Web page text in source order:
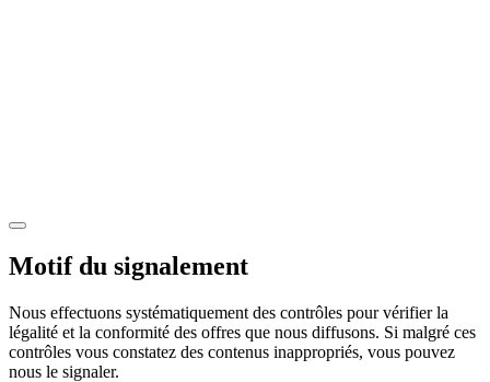
Motif du signalement
Nous effectuons systématiquement des contrôles pour vérifier la
légalité et la conformité des offres que nous diffusons. Si malgré ces
contrôles vous constatez des contenus inappropriés, vous pouvez
nous le signaler.